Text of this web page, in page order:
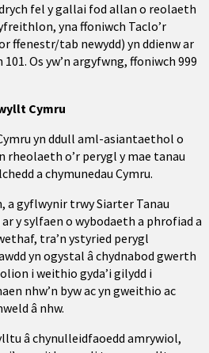
fel y gallai fod allan o reolaeth
yna ffoniwch Taclo’r
ffenestr/tab newydd) yn ddienw ar
Os yw’n argyfwng, ffoniwch 999
Cymru
yn ddull aml-asiantaethol o
rheolaeth o’r perygl y mae tanau
a chymunedau Cymru.
a gyflwynir trwy Siarter Tanau
y sylfaen o wybodaeth a phrofiad a
tra’n ystyried perygl
yn ogystal â chydnabod gwerth
i weithio gyda’i gilydd i
nhw’n byw ac yn gweithio ac
â nhw.
â chynulleidfaoedd amrywiol,